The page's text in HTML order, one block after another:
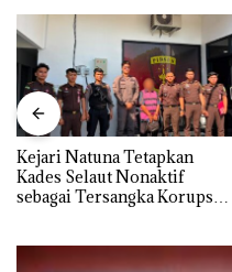
Kejari Natuna Tetapkan
Kades Selaut Nonaktif
sebagai Tersangka Korupsi